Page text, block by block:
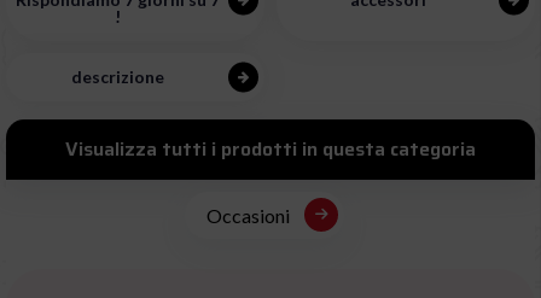
!
descrizione
Visualizza tutti i prodotti in questa categoria
Occasioni